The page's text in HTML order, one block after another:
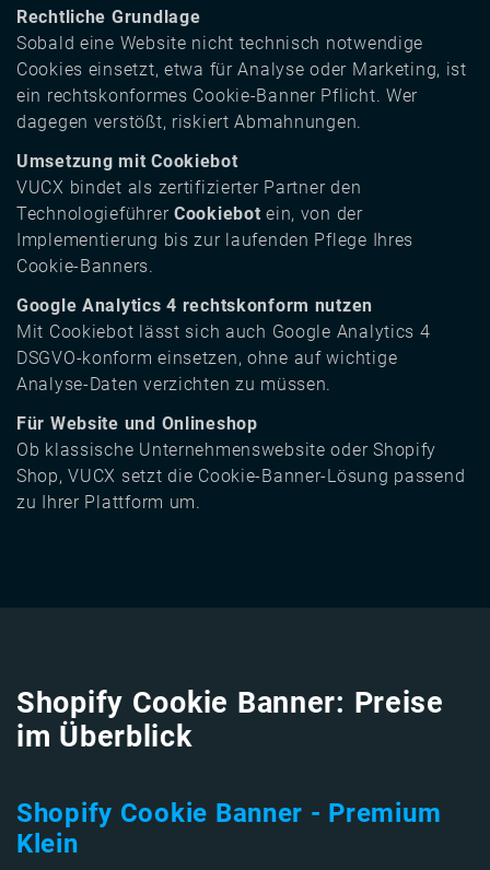
Rechtliche Grundlage
Sobald eine Website nicht technisch notwendige
Cookies einsetzt, etwa für Analyse oder Marketing, ist
ein rechtskonformes Cookie-Banner Pflicht. Wer
dagegen verstößt, riskiert Abmahnungen.
Umsetzung mit Cookiebot
VUCX bindet als zertifizierter Partner den
Technologieführer Cookiebot ein, von der
Implementierung bis zur laufenden Pflege Ihres
Cookie-Banners.
Google Analytics 4 rechtskonform nutzen
Mit Cookiebot lässt sich auch Google Analytics 4
DSGVO-konform einsetzen, ohne auf wichtige
Analyse-Daten verzichten zu müssen.
Für Website und Onlineshop
Ob klassische Unternehmenswebsite oder Shopify
Shop, VUCX setzt die Cookie-Banner-Lösung passend
zu Ihrer Plattform um.
Shopify Cookie Banner: Preise
im Überblick
Shopify Cookie Banner - Premium
Klein